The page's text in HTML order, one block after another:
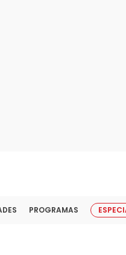
PROGRAMAS